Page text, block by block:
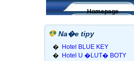
Homepage
Na�e tipy
� Hotel BLUE KEY
� Hotel U �LUT� BOTY